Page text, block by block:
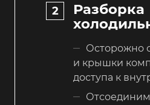
Разборка
Осторожно
и крышки
доступа к